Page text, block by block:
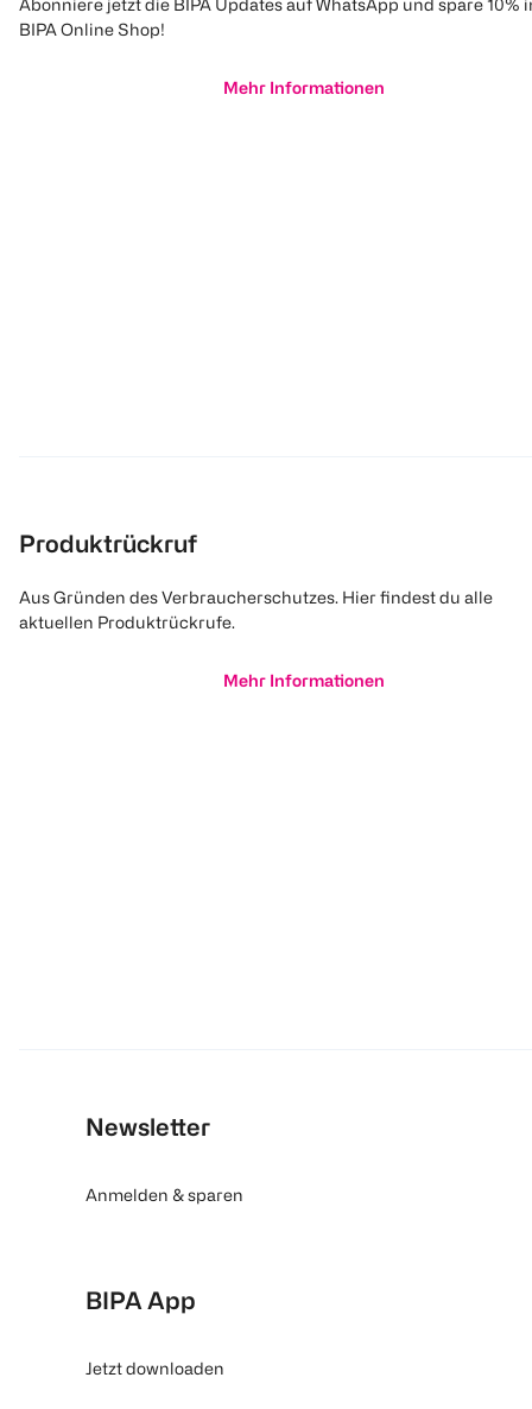
Abonniere jetzt die BIPA Updates auf WhatsApp und spare 10%
BIPA Online Shop!
Mehr Informationen
Produktrückruf
Aus Gründen des Verbraucherschutzes. Hier findest du alle
aktuellen Produktrückrufe.
Mehr Informationen
Newsletter
Anmelden & sparen
BIPA App
Jetzt downloaden